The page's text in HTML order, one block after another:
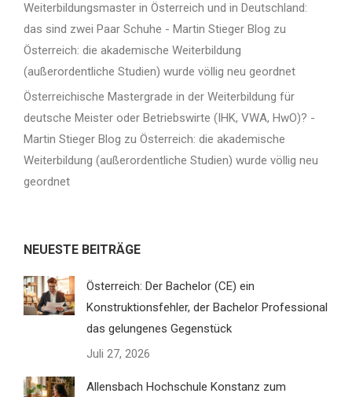
Weiterbildungsmaster in Österreich und in Deutschland:
das sind zwei Paar Schuhe - Martin Stieger Blog zu
Österreich: die akademische Weiterbildung
(außerordentliche Studien) wurde völlig neu geordnet
Österreichische Mastergrade in der Weiterbildung für
deutsche Meister oder Betriebswirte (IHK, VWA, HwO)? -
Martin Stieger Blog zu Österreich: die akademische
Weiterbildung (außerordentliche Studien) wurde völlig neu
geordnet
NEUESTE BEITRÄGE
Österreich: Der Bachelor (CE) ein
Konstruktionsfehler, der Bachelor Professional
das gelungenes Gegenstück
Juli 27, 2026
Allensbach Hochschule Konstanz zum